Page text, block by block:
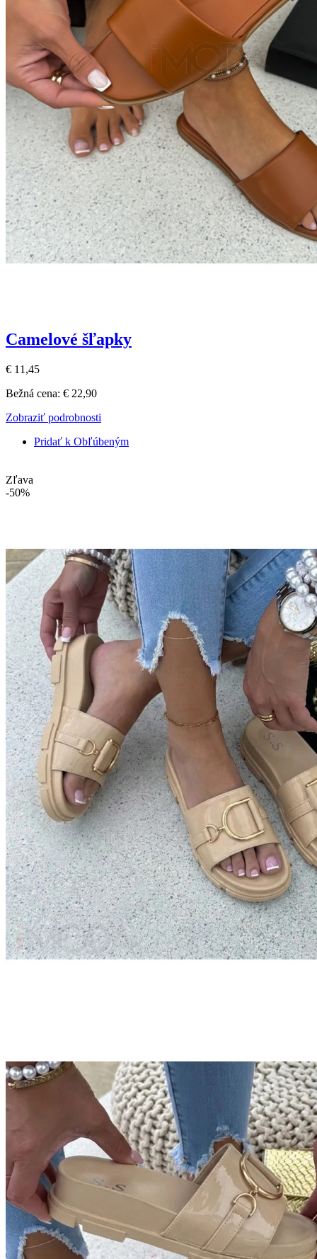
Camelové šľapky
€ 11,45
Bežná cena: € 22,90
Zobraziť podrobnosti
Pridať k Obľúbeným
Zľava
-50%